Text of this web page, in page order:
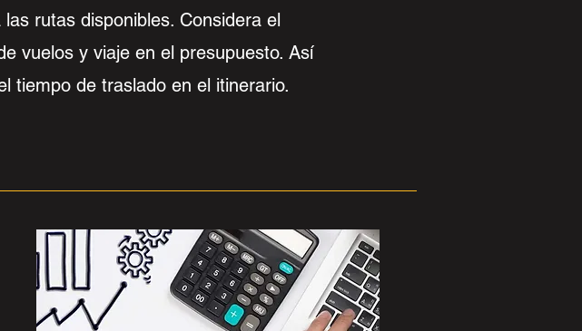
las rutas disponibles. Considera el
vuelos y viaje en el presupuesto. Así
tiempo de traslado en el itinerario.